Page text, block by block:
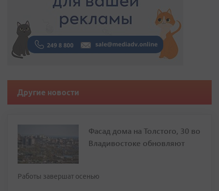
Другие новости
Фасад дома на Толстого, 30 во
Владивостоке обновляют
Работы завершат осенью